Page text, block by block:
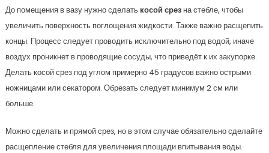
До помещения в вазу нужно сделать косой срезна стебле, чтобы
увеличить поверхность поглощения жидкости. Также важно расщепить
концы. Процесс следует проводить исключительно под водой, иначе
воздух проникнет в проводящие сосуды, что приведёт к их закупорке.
Делать косой срез под углом примерно 45 градусов важно острыми
ножницами или секатором. Обрезать следует минимум 2 см или
больше.
Можно сделать и прямой срез, но в этом случае обязательно сделайте
расщепление стебля для увеличения площади впитывания воды.